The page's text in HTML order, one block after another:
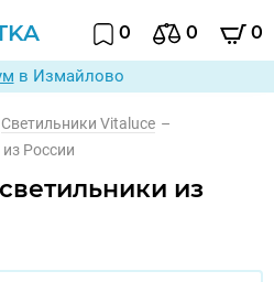
0 0 0
в Измайлово
Светильники Vitaluce –
России
из